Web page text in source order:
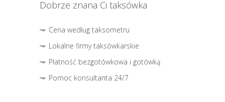
Dobrze znana Ci taksówka
Cena według taksometru
Lokalne firmy taksówkarskie
Płatność bezgotówkowa i gotówką
Pomoc konsultanta 24/7